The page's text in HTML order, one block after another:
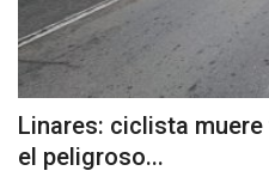
Linares: ciclista
el peligroso...